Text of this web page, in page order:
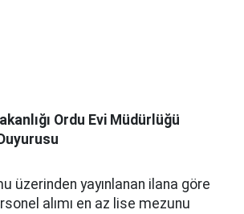
Ordu Evi Müdürlüğü
üzerinden yayınlanan ilana göre
alımı en az lise mezunu